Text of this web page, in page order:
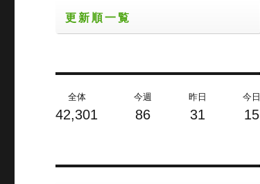
更新順一覧
全体
42,301
今週
86
昨日
31
今日
15